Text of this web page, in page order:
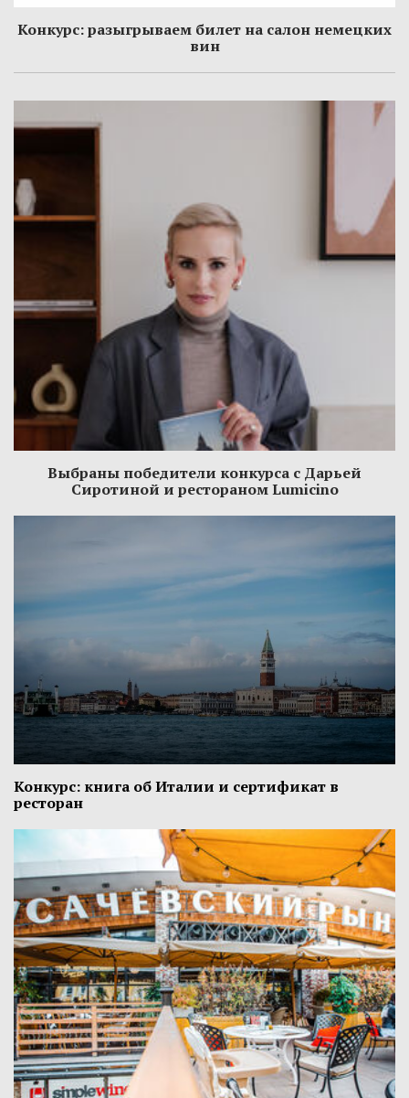
Конкурс: разыгрываем билет на салон немецких
вин
Выбраны победители конкурса с Дарьей
Сиротиной и рестораном Lumicino
Конкурс: книга об Италии и сертификат в
ресторан